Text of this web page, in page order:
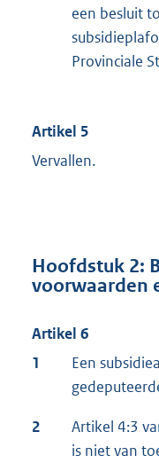
een besluit
Provinciale
Artikel 5
Vervallen.
Hoofdstuk 2:
voorwaarden
Artikel 6
1
Een
2
Artikel 4:3
is niet van